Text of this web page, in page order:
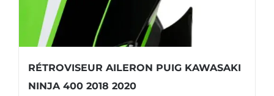
RÉTROVISEUR AILERON PUIG KAWASAKI
NINJA 400 2018 2020